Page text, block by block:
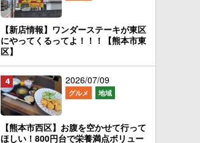
【新店情報】ワンダーステーキが東区
にやってくるってよ！！！【熊本市東
区】
2026/07/09
グルメ 地域
【熊本市西区】お腹を空かせて行って
ほしい！800円台で栄養満点ボリュー